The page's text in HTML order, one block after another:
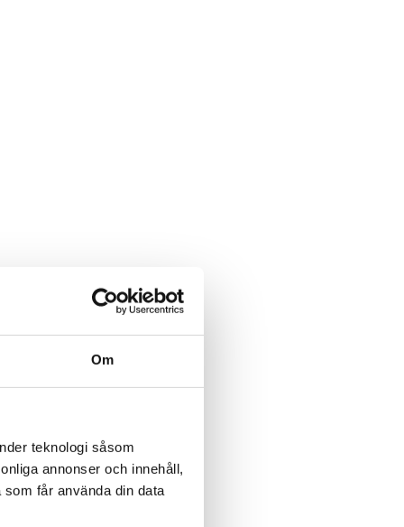
Om
teknologi såsom
annonser och innehåll,
får använda din data